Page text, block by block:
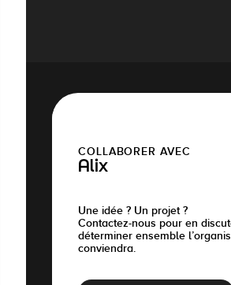
COLLABORER AVEC
Alix
Une idée ? Un projet ?
Contactez-nous pour en
déterminer ensemble
conviendra.